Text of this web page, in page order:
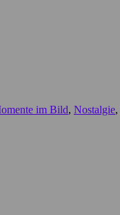
im Bild, Nostalgie,